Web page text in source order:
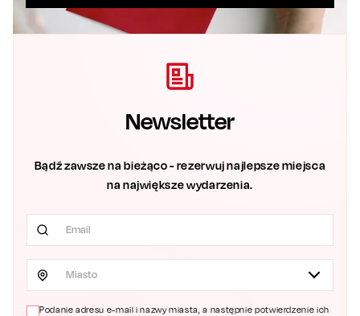
Newsletter
Bądź zawsze na bieżąco - rezerwuj najlepsze miejsca
na największe wydarzenia.
Miasto
Podanie adresu e-mail i nazwy miasta, a następnie potwierdzenie ich